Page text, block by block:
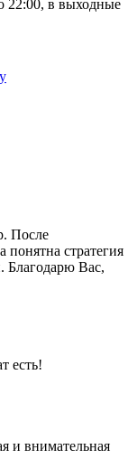
22:00, в выходные
После
стратегия
Благодарю Вас,
есть!
и внимательная